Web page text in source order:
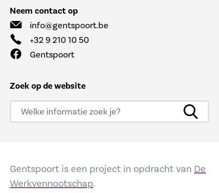
Neem contact op
info@gentspoort.be
+32 9 210 10 50
Gentspoort
Zoek op de website
Gentspoort is een project in opdracht van De
Werkvennootschap.